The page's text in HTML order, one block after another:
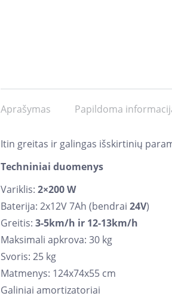
Aprašymas Papildoma
Itin greitas ir galingas išskirtinių
Techniniai duomenys
Variklis: 2×200 W
Baterija: 2x12V 7Ah (bendrai 24V)
Greitis: 3-5km/h ir 12-13km/h
Maksimali apkrova: 30 kg
Svoris: 25 kg
Matmenys: 124x74x55 cm
Galiniai amortizatoriai